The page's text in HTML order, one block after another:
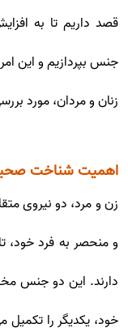
قصد داریم تا به
جنس بپردازیم و این
زنان و مردان، مورد
اهمیت شناخت
زن و مرد، دو نیروی
و منحصر به فرد خود،
دارند. این دو جنس
خود، یکدیگر را تکمیل